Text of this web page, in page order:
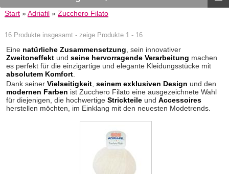
Start» Adriafil » Zucchero Filato
16 Produkte insgesamt - zeige Produkte 1 - 16
Eine natürliche Zusammensetzung , sein innovativer
Zweitoneffektund seine hervorragende Verarbeitung machen
es perfekt für die einzigartige und elegante Kleidungsstücke mit
absolutem Komfort.
Dank seiner Vielseitigkeit, seinem exklusiven Design und den
modernen Farben ist Zucchero Filato eine ausgezeichnete Wahl
für diejenigen, die hochwertige Strickteileund Accessoires
herstellen möchten, im Einklang mit den neuesten Modetrends.